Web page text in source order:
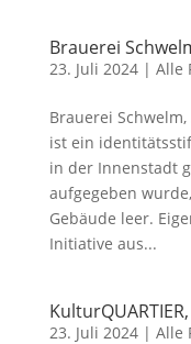
Brauerei
23. Juli 2024| Alle
Brauerei
ist ein
in der Innenstadt
aufgegeben
Gebäude leer.
Initiative aus...
23. Juli 2024| Alle